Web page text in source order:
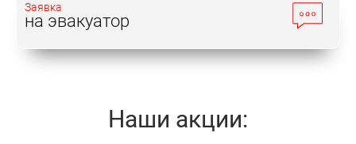
Заявка
на эвакуатор
Наши акции: